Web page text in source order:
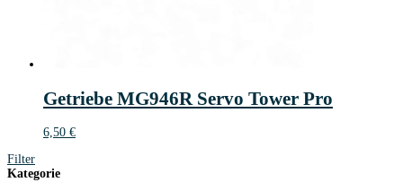
Getriebe MG946R Servo Tower Pro
6,50 €
Filter
Kategorie